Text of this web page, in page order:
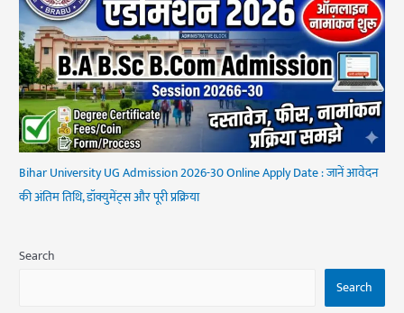
Bihar University UG Admission 2026-30 Online Apply Date : जानें आवेदन
की अंतिम तिथि, डॉक्युमेंट्स और पूरी प्रक्रिया
Search
Search